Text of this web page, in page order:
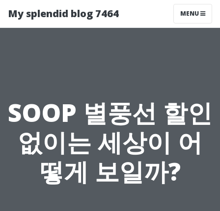
My splendid blog 7464 MENU
SOOP 별풍선 할인
없이는 세상이 어
떻게 보일까?